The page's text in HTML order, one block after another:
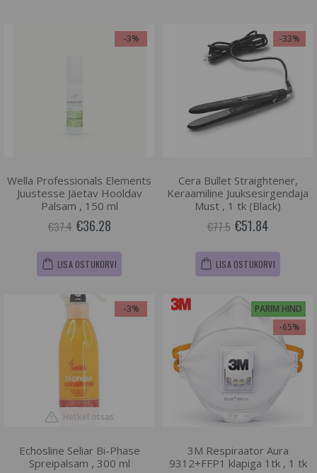
-3%
Wella Professionals Elements
Juustesse Jäetav Hooldav
Palsam , 150 ml
€37.4 €36.28
LISA OSTUKORVI
-33%
Cera Bullet Straightener,
Keraamiline Juuksesirgendaja
Must , 1 tk (Black)
€77.5 €51.84
LISA OSTUKORVI
-3%
Hetkel otsas
Echosline Seliar Bi-Phase
Spreipalsam , 300 ml
PARIM HIND
-65%
3M Respiraator Aura
9312+FFP1 klapiga 1tk , 1 tk